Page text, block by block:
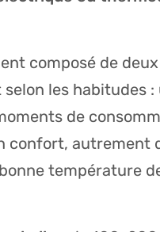
composé de
les habitudes
de
confort, autrement
température